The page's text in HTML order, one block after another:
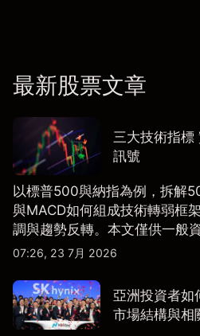
最新股票文章
三大技術指標
訊號
以標普500與納指為例，拆解
與MACD如何組成技術轉弱框
調與趨勢反轉。本文僅供一般
究、投資建議或任何交易推薦。
07:26, 23 7月 2026
亞洲投資者如
市場結構與相